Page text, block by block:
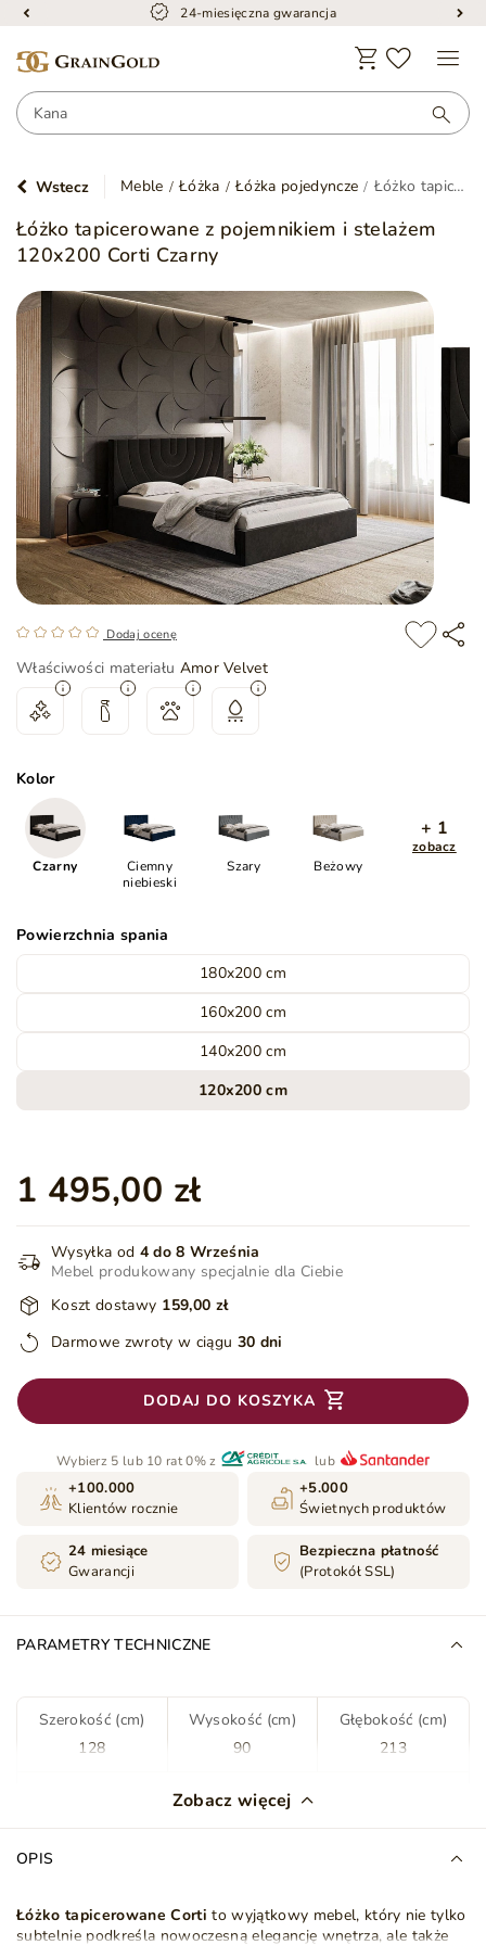
24-miesięczna gwarancja
Wstecz Meble Łóżka Łóżka pojedyncze Łóżko tapicerowane z pojemnikiem i stelażem 120x200 Corti Czarny
Łóżko tapicerowane z pojemnikiem i stelażem
120x200 Corti Czarny
Dodaj ocenę
Właściwości materiału Amor Velvet
Kolor
Czarny
Ciemny
niebieski
Szary Beżowy
+ 1
zobacz
Powierzchnia spania
180x200 cm
160x200 cm
140x200 cm
120x200 cm
1 495,00 zł
Wysyłka od 4 do 8 Września
Mebel produkowany specjalnie dla Ciebie
Koszt dostawy 159,00 zł
Darmowe zwroty w ciągu 30 dni
DODAJ DO KOSZYKA
Wybierz 5 lub 10 rat 0% z lub
+100.000
Klientów rocznie
+5.000
Świetnych produktów
24 miesiące
Gwarancji
Bezpieczna płatność
(Protokół SSL)
PARAMETRY TECHNICZNE
Szerokość (cm)
128
Wysokość (cm)
90
Głębokość (cm)
213
Czarny
Zobacz więcej
OPIS
Łóżko tapicerowane Corti to wyjątkowy mebel, który nie tylko
subtelnie podkreśla nowoczesną elegancję wnętrza, ale także